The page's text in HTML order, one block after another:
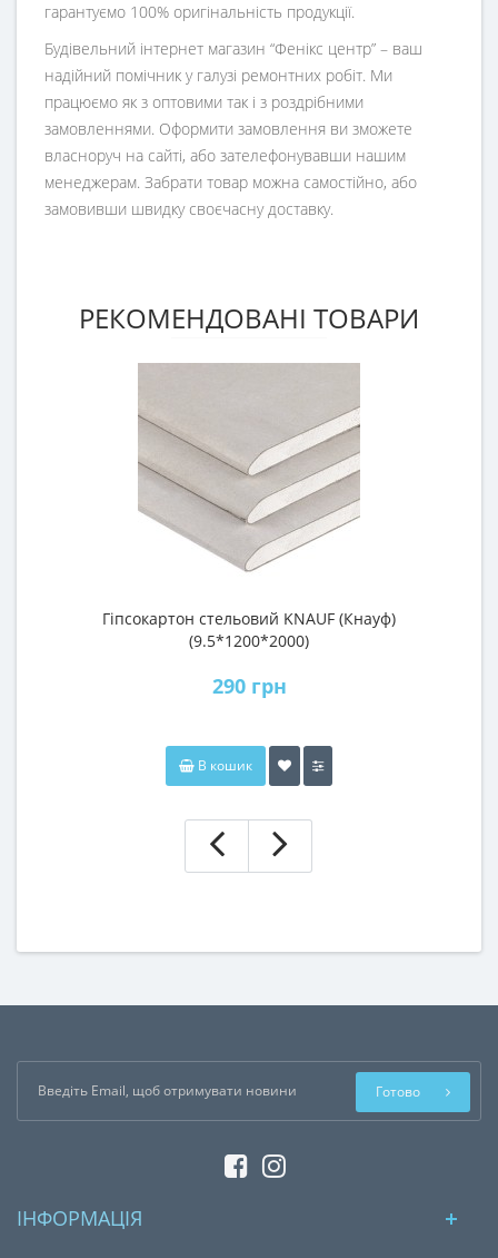
гарантуємо 100% оригінальність продукції.
Будівельний інтернет магазин “Фенікс центр” – ваш
надійний помічник у галузі ремонтних робіт. Ми
працюємо як з оптовими так і з роздрібними
замовленнями. Оформити замовлення ви зможете
власноруч на сайті, або зателефонувавши нашим
менеджерам. Забрати товар можна самостійно, або
замовивши швидку своєчасну доставку.
РЕКОМЕНДОВАНІ ТОВАРИ
Гіпсокартон стельовий KNAUF (Кнауф)
(9.5*1200*2000)
290 грн
В кошик
Готово
ІНФОРМАЦІЯ